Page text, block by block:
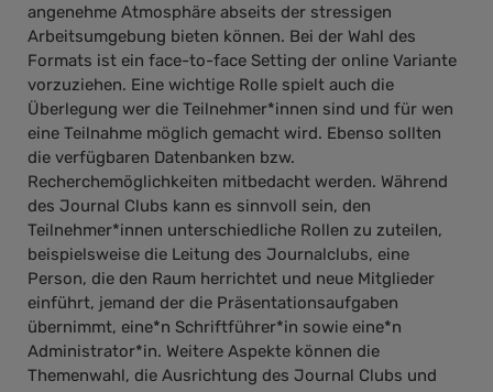
angenehme Atmosphäre abseits der stressigen
Arbeitsumgebung bieten können. Bei der Wahl des
Formats ist ein face-to-face Setting der online Variante
vorzuziehen. Eine wichtige Rolle spielt auch die
Überlegung wer die Teilnehmer*innen sind und für wen
eine Teilnahme möglich gemacht wird. Ebenso sollten
die verfügbaren Datenbanken bzw.
Recherchemöglichkeiten mitbedacht werden. Während
des Journal Clubs kann es sinnvoll sein, den
Teilnehmer*innen unterschiedliche Rollen zu zuteilen,
beispielsweise die Leitung des Journalclubs, eine
Person, die den Raum herrichtet und neue Mitglieder
einführt, jemand der die Präsentationsaufgaben
übernimmt, eine*n Schriftführer*in sowie eine*n
Administrator*in. Weitere Aspekte können die
Themenwahl, die Ausrichtung des Journal Clubs und